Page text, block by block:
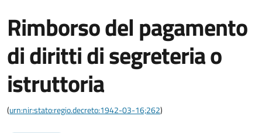
Rimborso del pagamento
di diritti di segreteria o
istruttoria
(urn:nir:stato:regio.decreto:1942-03-16;262)